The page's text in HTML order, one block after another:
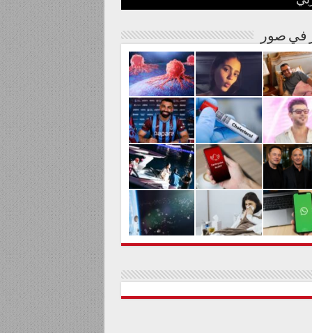
في صور